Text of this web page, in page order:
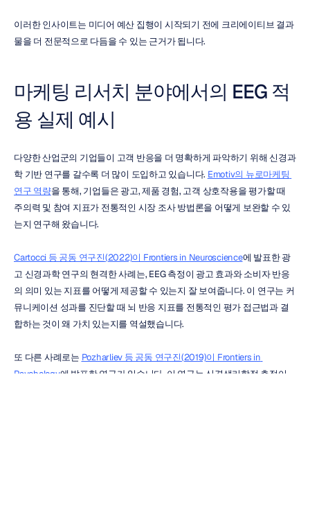
이러한 인사이트는 미디어 예산 집행이 시작되기 전에 크리에이티브 결과
물을 더 전문적으로 다듬을 수 있는 근거가 됩니다.
마케팅 리서치 분야에서의 EEG 적
용 실제 예시
다양한 산업군의 기업들이 고객 반응을 더 명확하게 파악하기 위해 신경과
학 기반 연구를 갈수록 더 많이 도입하고 있습니다. Emotiv의 뉴로마케팅
연구 역량을 통해, 기업들은 광고, 제품 경험, 고객 상호작용을 평가할 때
주의력 및 참여 지표가 전통적인 시장 조사 방법론을 어떻게 보완할 수 있
는지 연구해 왔습니다.
Cartocci 등 공동 연구진(2022)이 Frontiers in Neuroscience에 발표한 광
고 신경과학 연구의 현격한 사례는, EEG 측정이 광고 효과와 소비자 반응
의 의미 있는 지표를 어떻게 제공할 수 있는지 잘 보여줍니다. 이 연구는 커
뮤니케이션 성과를 진단할 때 뇌 반응 지표를 전통적인 평가 접근법과 결
합하는 것이 왜 가치 있는지를 역설했습니다.
또 다른 사례로는 Pozharliev 등 공동 연구진(2019)이 Frontiers in
Psychology에 발표한 연구가 있습니다. 이 연구는 신경생리학적 측정이